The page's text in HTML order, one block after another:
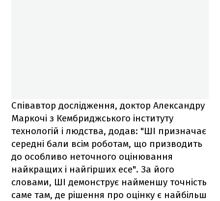
Співавтор дослідження, доктор Александру
Маркочі з Кембриджського інституту
технологій і людства, додав: "ШІ призначає
середні бали всім роботам, що призводить
до особливо неточного оцінювання
найкращих і найгірших есе". За його
словами, ШІ демонструє найменшу точність
саме там, де рішення про оцінку є найбільш